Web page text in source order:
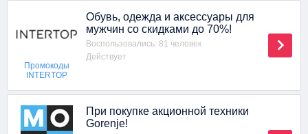
Промокоды
INTERTOP
Обувь, одежда и аксессуары для
мужчин со скидками до 70%!
Воспользовались: 81 человек
Действует
При покупке акционной техники
Gorenje!